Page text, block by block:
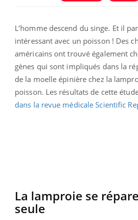
L’homme descend du singe. Et il
intéressant avec un poisson ! Des
américains ont trouvé également
gènes qui sont impliqués dans la
de la moelle épinière chez la
poisson. Les résultats de cette
dans la revue médicale Scientific
La lamproie se
seule